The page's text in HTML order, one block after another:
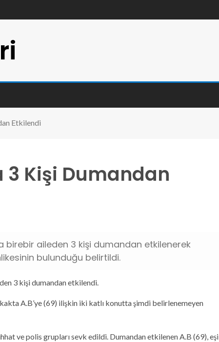
Etkilendi
3 Kişi Dumandan
birebir aileden 3 kişi dumandan etkilenerek
bulunduğu belirtildi.
3 kişi dumandan etkilendi.
A.B’ye (69) ilişkin iki katlı konutta şimdi belirlenemeyen
ve polis grupları sevk edildi. Dumandan etkilenen A.B (69), eşi